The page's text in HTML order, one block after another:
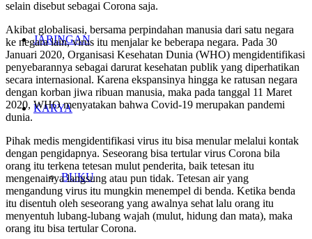
JARINGAN
KARYA
BUKU
selain disebut sebagai Corona saja.
Akibat globalisasi, bersama perpindahan manusia dari satu negara
ke negara lain, virus itu menjalar ke beberapa negara. Pada 30
Januari 2020, Organisasi Kesehatan Dunia (WHO) mengidentifikasi
penyebarannya sebagai darurat kesehatan publik yang diperhatikan
secara internasional. Karena ekspansinya hingga ke ratusan negara
dengan korban jiwa ribuan manusia, maka pada tanggal 11 Maret
2020, WHO menyatakan bahwa Covid-19 merupakan pandemi
dunia.
Pihak medis mengidentifikasi virus itu bisa menular melalui kontak
dengan pengidapnya. Seseorang bisa tertular virus Corona bila
orang itu terkena tetesan mulut penderita, baik tetesan itu
mengenainya langsung atau pun tidak. Tetesan air yang
mengandung virus itu mungkin menempel di benda. Ketika benda
itu disentuh oleh seseorang yang awalnya sehat lalu orang itu
menyentuh lubang-lubang wajah (mulut, hidung dan mata), maka
orang itu bisa tertular Corona.